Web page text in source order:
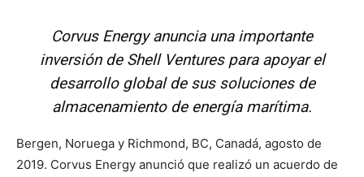
Corvus Energy anuncia una importante
inversión de Shell Ventures para apoyar el
desarrollo global de sus soluciones de
almacenamiento de energía marítima.
Bergen, Noruega y Richmond, BC, Canadá, agosto de
2019. Corvus Energy anunció que realizó un acuerdo de